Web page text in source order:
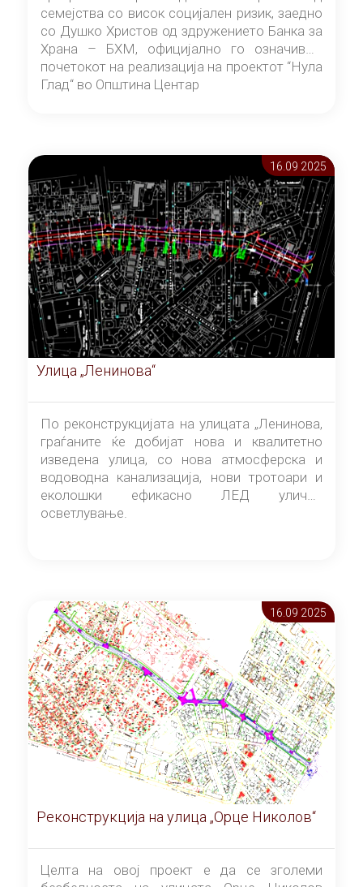
семејства со висок социјален ризик, заедно
со Душко Христов од здружението Банка за
Храна – БХМ, официјално го означивме
почетокот на реализација на проектот “Нула
Глад“ во Општина Центар
16.09 2025
Улица „Ленинова“
По реконструкцијата на улицата „Ленинова,
граѓаните ќе добијат нова и квалитетно
изведена улица, со нова атмосферска и
водоводна канализација, нови тротоари и
еколошки ефикасно ЛЕД улично
осветлување.
16.09 2025
Реконструкција на улица „Орце Николов“
Целта на овој проект е да се зголеми